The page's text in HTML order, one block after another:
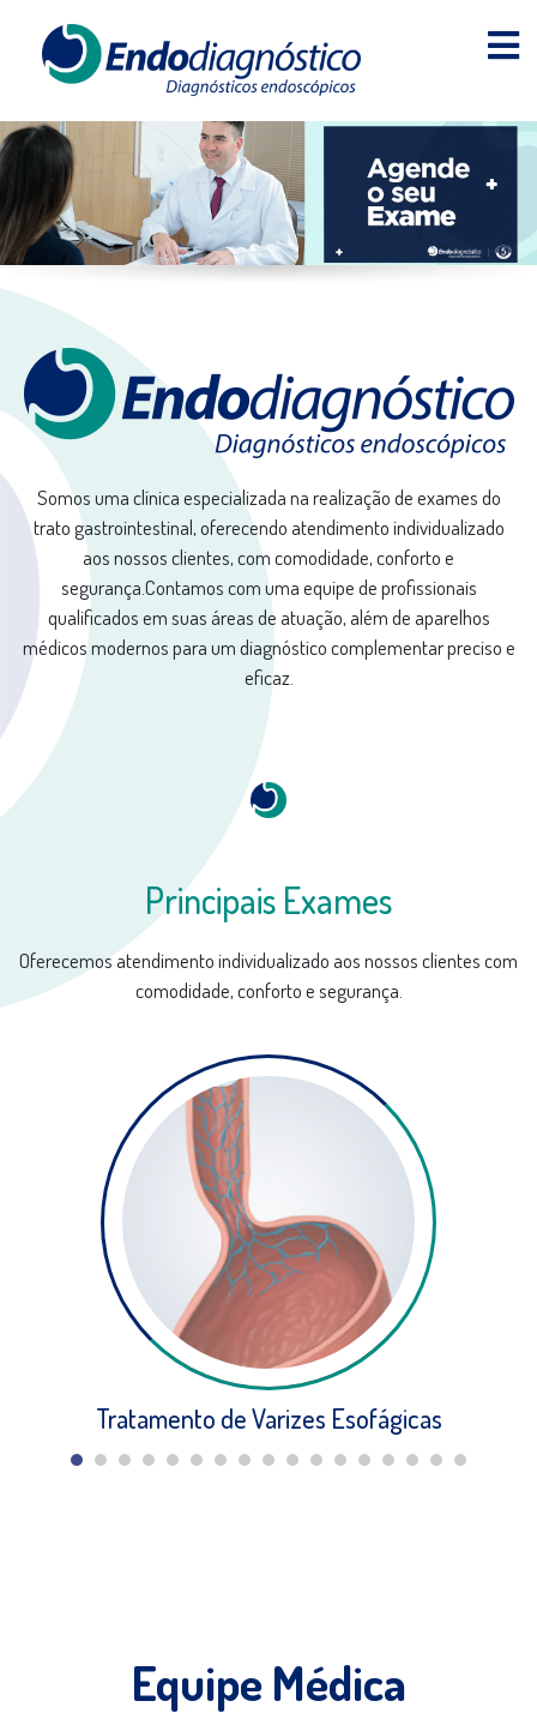
Somos uma clínica especializada na realização de exames do
trato gastrointestinal, oferecendo atendimento individualizado
aos nossos clientes, com comodidade, conforto e
segurança.Contamos com uma equipe de profissionais
qualificados em suas áreas de atuação, além de aparelhos
médicos modernos para um diagnóstico complementar preciso e
eficaz.
Principais Exames
Oferecemos atendimento individualizado aos nossos clientes com
comodidade, conforto e segurança.
Tratamento de Varizes Esofágicas
Equipe Médica